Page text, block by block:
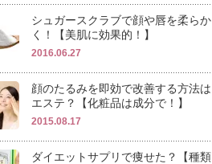
シュガースクラブで顔や唇を柔らか
く！【美肌に効果的！】
2016.06.27
顔のたるみを即効で改善する方法は
エステ？【化粧品は成分で！】
2015.08.17
ダイエットサプリで痩せた？【種類